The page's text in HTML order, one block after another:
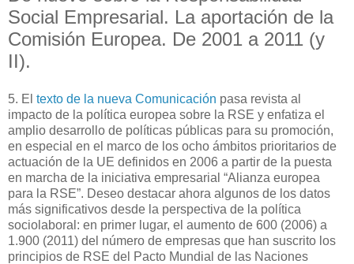
Social Empresarial. La aportación de la
Comisión Europea. De 2001 a 2011 (y
II).
5. El texto de la nueva Comunicación pasa revista al
impacto de la política europea sobre la RSE y enfatiza el
amplio desarrollo de políticas públicas para su promoción,
en especial en el marco de los ocho ámbitos prioritarios de
actuación de la UE definidos en 2006 a partir de la puesta
en marcha de la iniciativa empresarial “Alianza europea
para la RSE”. Deseo destacar ahora algunos de los datos
más significativos desde la perspectiva de la política
sociolaboral: en primer lugar, el aumento de 600 (2006) a
1.900 (2011) del número de empresas que han suscrito los
principios de RSE del Pacto Mundial de las Naciones